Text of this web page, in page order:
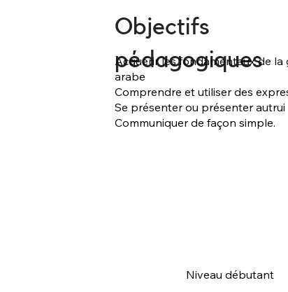
Niveau débutant
Objectifs
pédagogiques
Acquérir les fondamentaux de
arabe
Comprendre et utiliser des
Se présenter ou présenter autrui
Communiquer de façon simple.